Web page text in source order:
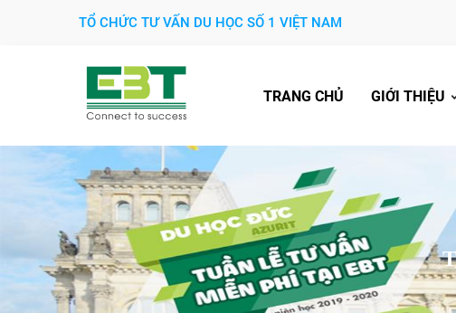
TỔ CHỨC TƯ VẤN DU HỌC SỐ 1 VIỆT NAM
TRANG CHỦ GIỚI THIỆU